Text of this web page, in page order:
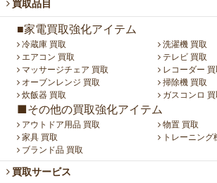
買取品目
■家電買取強化アイテム
冷蔵庫 買取
洗濯機 買取
エアコン 買取
テレビ 買取
マッサージチェア 買取
レコーダー 買
オーブンレンジ 買取
掃除機 買取
炊飯器 買取
ガスコンロ 買
■その他の買取強化アイテム
アウトドア用品 買取
物置 買取
家具 買取
トレーニング
ブランド品 買取
買取サービス